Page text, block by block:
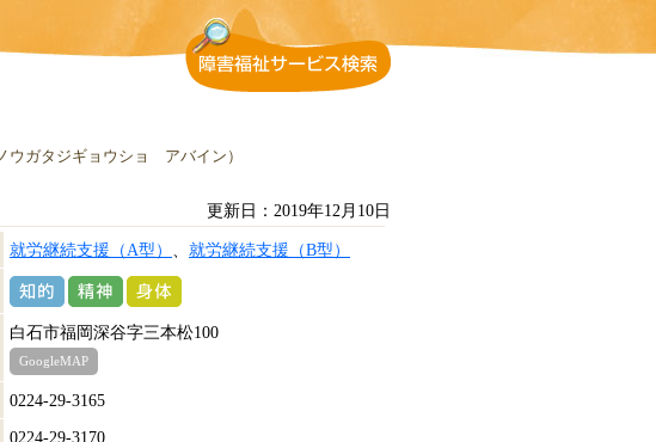
ウガタジギョウショ アバイン）
更新日：2019年12月10日
就労継続支援（A型）
就労継続支援（B型）
白石市福岡深谷字三本松100
GoogleMAP
0224-29-3165
0224-29-3170